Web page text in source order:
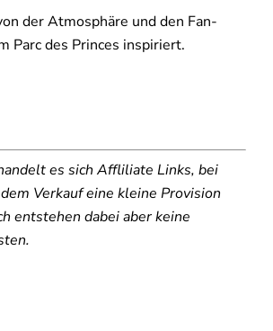
der Atmosphäre und den Fan-
Parc des Princes inspiriert.
es sich Affliliate Links, bei
Verkauf eine kleine Provision
entstehen dabei aber keine